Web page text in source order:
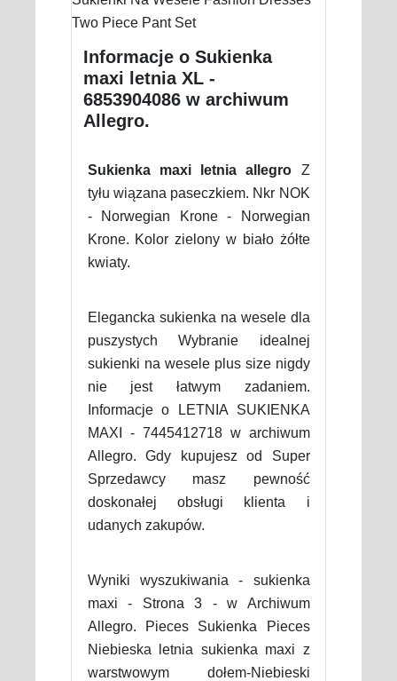
Informacje o Sukienka
maxi letnia XL -
6853904086 w archiwum
Allegro.
Sukienka maxi letnia allegro Z
tyłu wiązana paseczkiem. Nkr NOK
- Norwegian Krone - Norwegian
Krone. Kolor zielony w biało żółte
kwiaty.
Elegancka sukienka na wesele dla
puszystych Wybranie idealnej
sukienki na wesele plus size nigdy
nie jest łatwym zadaniem.
Informacje o LETNIA SUKIENKA
MAXI - 7445412718 w archiwum
Allegro. Gdy kupujesz od Super
Sprzedawcy masz pewność
doskonałej obsługi klienta i
udanych zakupów.
Wyniki wyszukiwania - sukienka
maxi - Strona 3 - w Archiwum
Allegro. Pieces Sukienka Pieces
Niebieska letnia sukienka maxi z
warstwowym dołem-Niebieski